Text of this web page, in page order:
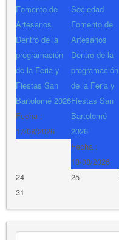
Fomento de
Artesanos
Dentro de la
programación
de la Feria y
Fiestas San
Bartolomé 2026
Fecha :
17/08/2026
Sociedad
Fomento de
Artesanos
Dentro de la
programación
de la Feria y
Fiestas San
Bartolomé
2026
Fecha :
18/08/2026
24 25
31